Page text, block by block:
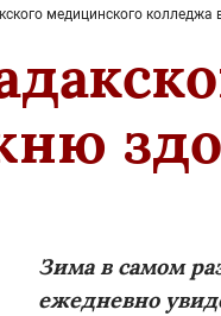
медицинского
Зима в самом
ежедневно